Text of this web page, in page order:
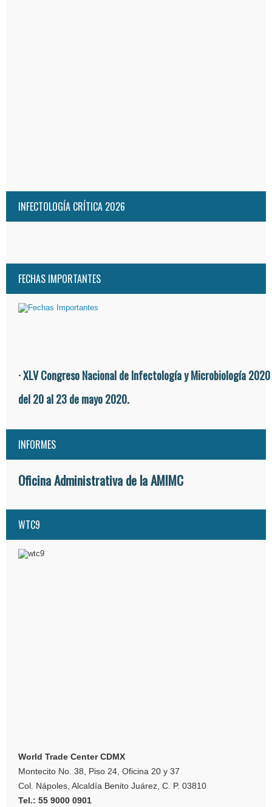
INFECTOLOGÍA CRÍTICA 2026
FECHAS IMPORTANTES
· XLV Congreso Nacional de Infectología y Microbiología 2020
del 20 al 23 de mayo 2020.
INFORMES
Oficina Administrativa de la AMIMC
WTC9
World Trade Center CDMX
Montecito No. 38, Piso 24, Oficina 20 y 37
Col. Nápoles, Alcaldía Benito Juárez, C. P. 03810
Tel.: 55 9000 0901